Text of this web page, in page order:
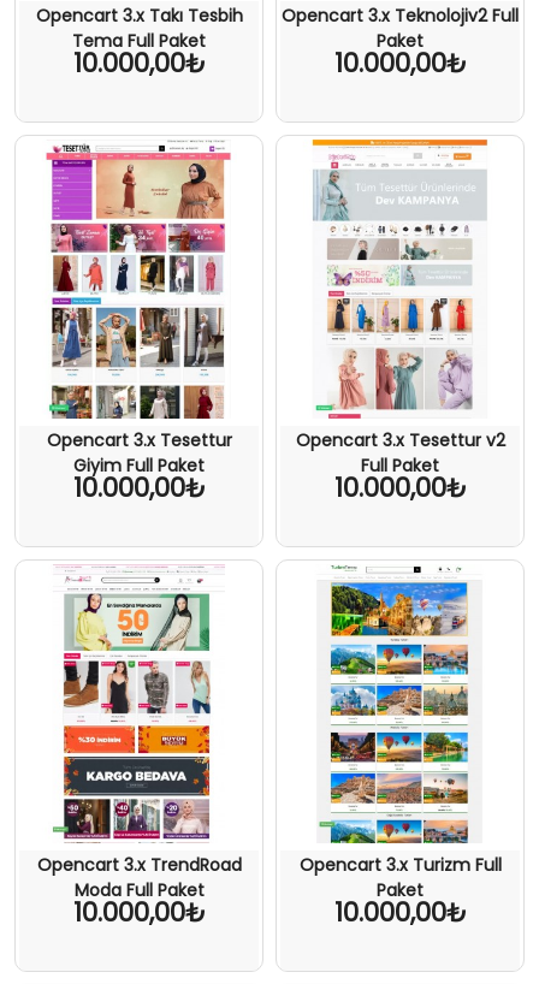
Opencart 3.x Takı Tesbih
Tema Full Paket
10.000,00₺
Opencart 3.x Teknolojiv2 Full
Paket
10.000,00₺
Opencart 3.x Tesettur
Giyim Full Paket
10.000,00₺
Opencart 3.x Tesettur v2
Full Paket
10.000,00₺
Opencart 3.x TrendRoad
Moda Full Paket
10.000,00₺
Opencart 3.x Turizm Full
Paket
10.000,00₺